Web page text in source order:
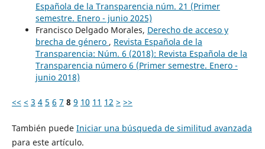
Española de la Transparencia núm. 21 (Primer
semestre. Enero - junio 2025)
Francisco Delgado Morales, Derecho de acceso y
brecha de género , Revista Española de la
Transparencia: Núm. 6 (2018): Revista Española de la
Transparencia número 6 (Primer semestre. Enero -
junio 2018)
<< < 3 4 5 6 7 8 9 10 11 12 > >>
También puede Iniciar una búsqueda de similitud avanzada
para este artículo.